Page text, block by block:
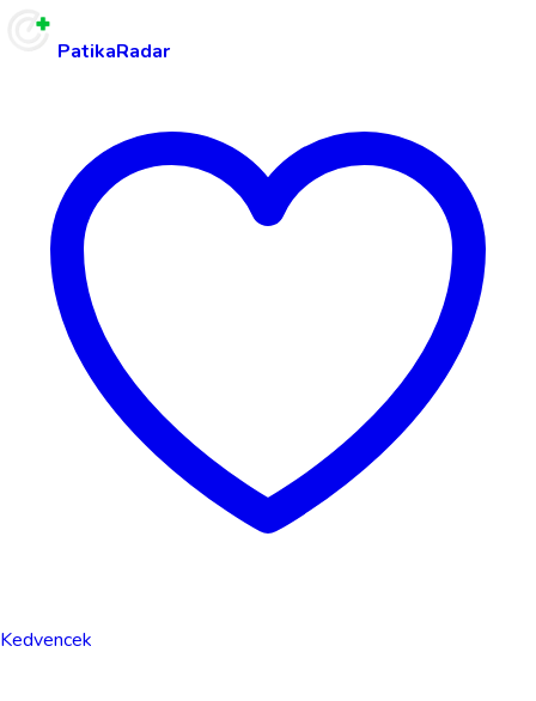
PatikaRadar
Kedvencek